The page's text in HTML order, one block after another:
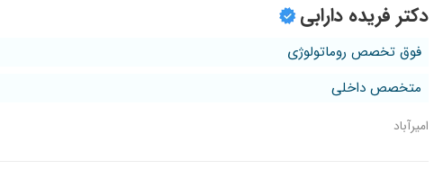
دکتر فریده دارابی
فوق تخصص روماتولوژی
متخصص داخلی
امیرآباد